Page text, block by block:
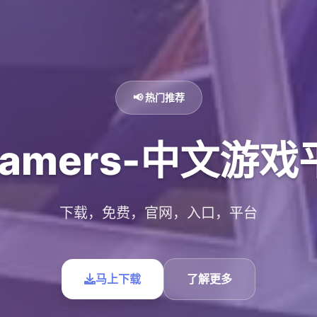
📢 热门推荐
中文游戏
下载，免费，官网，入口，平台
马上下载 了解更多